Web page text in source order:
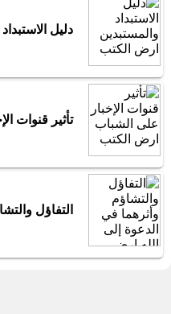
دليل
تأثير قنوات
التفاؤل